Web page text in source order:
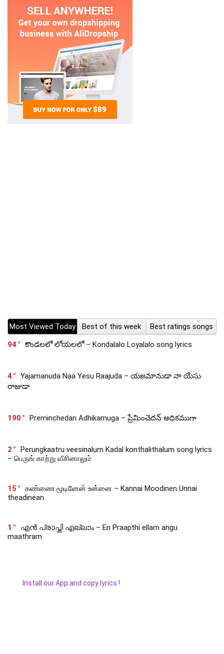
Most Viewed Today Best of this week
Best ratings songs
94
కొండలలో లోయలలో – Kondalalo Loyalalo song lyrics
4
Yajamanuda Naa Yesu Raajuda – యజమానుడా నా యేసు
రాజుడా
190 Preminchedan Adhikamuga – ప్రేమించెదన్ అధికముగా
2
Perungkaatru veesinalum Kadal konthalithalum song lyrics
– பெருங் காற்று வீசினாலும்
15
கண்ணை மூடினேன் உன்னை – Kannai Moodinen Unnai
theadinean
1
എൻ പ്രാപ്തി എല്ലാം – En Praapthi ellam angu
maathram
Install our App and copy lyrics !